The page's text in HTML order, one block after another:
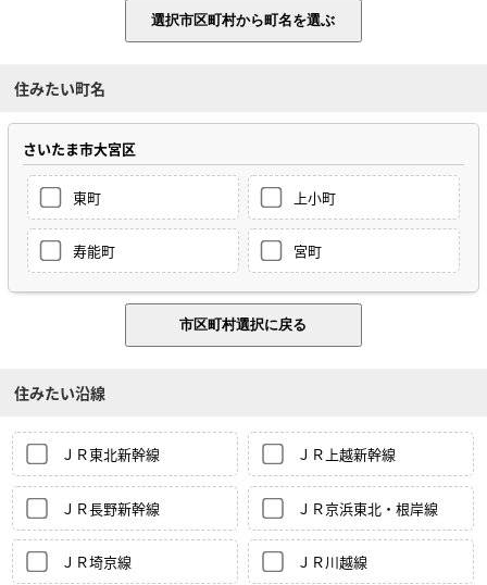
住みたい町名
さいたま市大宮区
東町 上小町
寿能町 宮町
住みたい沿線
ＪＲ東北新幹線 ＪＲ上越新幹線
ＪＲ長野新幹線 ＪＲ京浜東北・根岸線
ＪＲ埼京線 ＪＲ川越線